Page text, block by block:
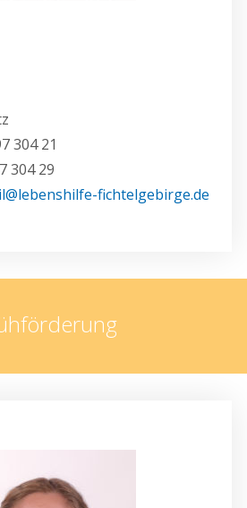
304 21
304 29
fichtelgebirge.de